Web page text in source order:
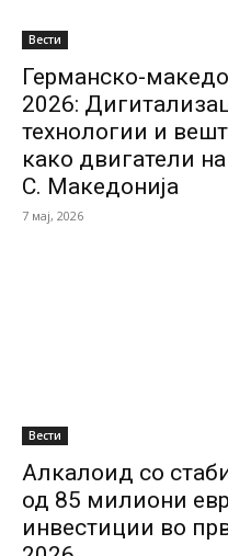
Вести
Германско-
2026:
технологии и
како двигатели
С. Македонија
7 мај, 2026
Вести
Алкалоид со
од 85 милиони
инвестиции во